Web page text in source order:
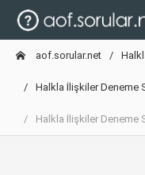
aof.sorular.net
Halkla İlişkiler Deneme
Halkla İlişkiler Deneme